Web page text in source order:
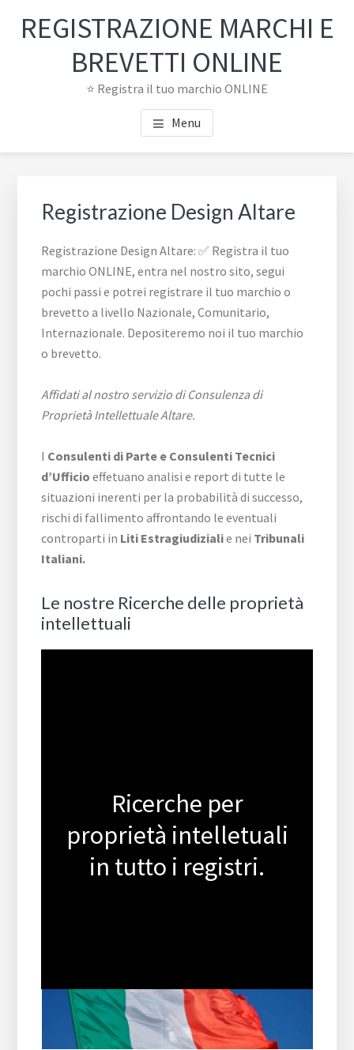
REGISTRAZIONE MARCHI E
BREVETTI ONLINE
⭐ Registra il tuo marchio ONLINE
Menu
Registrazione Design Altare
Registrazione Design Altare: ✅ Registra il tuo
marchio ONLINE, entra nel nostro sito, segui
pochi passi e potrei registrare il tuo marchio o
brevetto a livello Nazionale, Comunitario,
Internazionale. Depositeremo noi il tuo marchio
o brevetto.
Affidati al nostro servizio di Consulenza di
Proprietà Intellettuale Altare.
I Consulenti di Parte e Consulenti Tecnici
d’Ufficio effetuano analisi e report di tutte le
situazioni inerenti per la probabilità di successo,
rischi di fallimento affrontando le eventuali
controparti in Liti Estragiudizialie nei Tribunali
Italiani.
Le nostre Ricerche delle proprietà
intellettuali
Ricerche per
proprietà intelletuali
in tutto i registri.